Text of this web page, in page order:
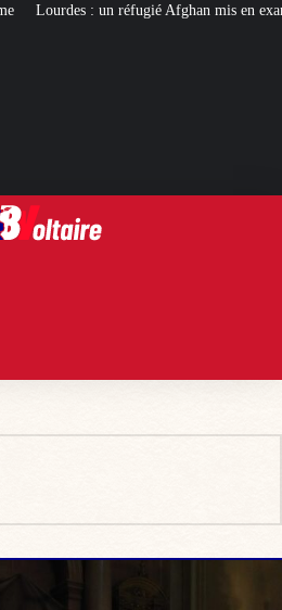
en examen pour terrorisme Les